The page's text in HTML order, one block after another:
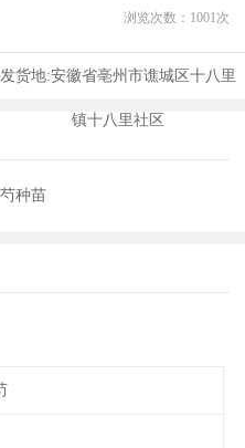
浏览次数： 1001次
发货地:安徽省亳州市谯城区十八里
镇十八里社区
种苗